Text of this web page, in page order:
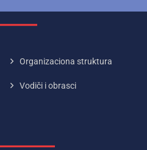
Organizaciona struktura
Vodiči i obrasci